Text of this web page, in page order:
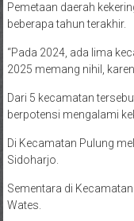
Pemetaan daerah
beberapa tahun terakhir.
“Pada 2024, ada lima
2025 memang nihil,
Dari 5 kecamatan
berpotensi mengalami
Di Kecamatan Pulung
Sidoharjo.
Sementara di
Wates.